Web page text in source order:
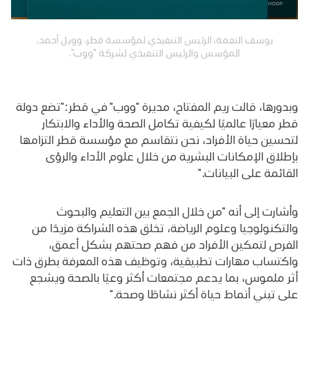
يوسف النعمة، الرئيس التنفيذي لمؤسسة قطر، وويل أحمد،
المؤسس والرئيس التنفيذي لشركة "ووب".
وبدورها، قالت ريم المفتاح، مديرة "ووب" في قطر:"تضع دولة
قطر معيارًا عالميًا لكيفية تكامل الصحة والأداء والابتكار
لتحسين حياة الأفراد، نحن نتقاسم مع مؤسسة قطر التزامها
بإطلاق الإمكانات البشرية من خلال علوم الأداء والرؤى
القائمة على البيانات."
وأشارت إلى أنه "من خلال الجمع بين التعليم والبحوث
والتكنولوجيا وعلوم الرياضة، تخلق هذه الشراكة مزيدًا من
الفرص لتمكين الأفراد من فهم صحتهم بشكل أعمق،
واكتساب مهارات تطبيقية، وتوظيف هذه المعرفة بطرق ذات
أثر ملموس، بما يدعم مجتمعات أكثر وعيًا بالصحة ويشجع
على تبني أنماط حياة أكثر نشاطًا وصحة."